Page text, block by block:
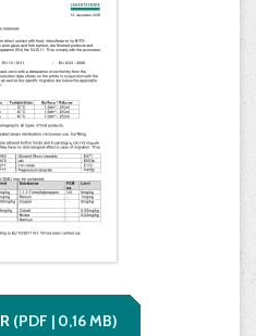
(PDF | 0,16MB)